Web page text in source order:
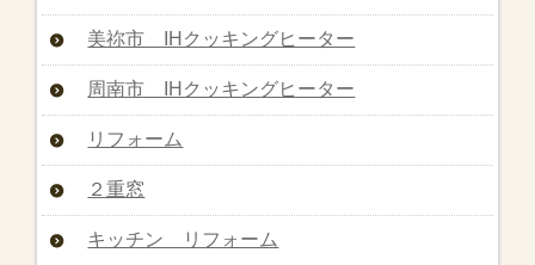
美祢市 IHクッキングヒーター
周南市 IHクッキングヒーター
リフォーム
２重窓
キッチン リフォーム